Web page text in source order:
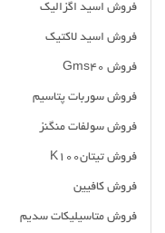
فروش اسید اگزالیک
فروش اسید لاکتیک
فروش Gms40
فروش سوربات پتاسیم
فروش سولفات منگنز
فروش تیتانK100
فروش کافیین
فروش متاسیلیکات سدیم